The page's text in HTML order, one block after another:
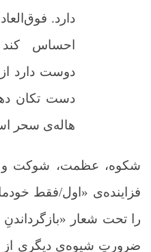
دارد.
احساس
دوست دارد از
دست تکان
هاله‌ی سحر
شکوه، عظمت، شوکت و
فزاینده‌ی «اول/فقط
را تحت شعار
ضرورتِ شیوه‌ی دیگری از